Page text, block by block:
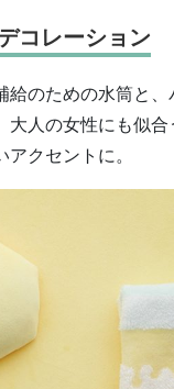
コレーション
のための水筒と
人の女性にも似
クセントに。